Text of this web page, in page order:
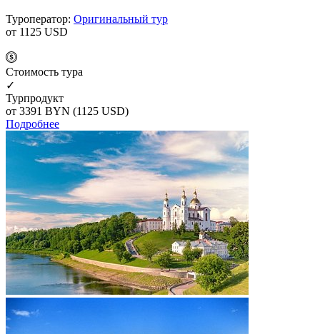
Туроператор: Оригинальный тур
от 1125 USD
Cтоимость тура
✓
Турпродукт
от 3391 BYN (1125 USD)
Подробнее